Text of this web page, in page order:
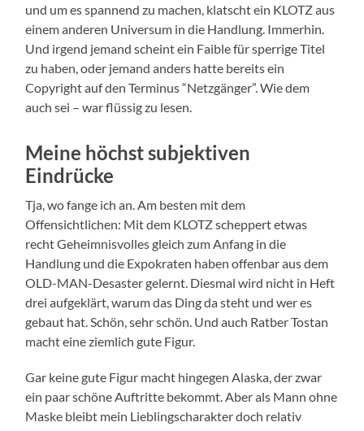
und um es spannend zu machen, klatscht ein KLOTZ aus
einem anderen Universum in die Handlung. Immerhin.
Und irgend jemand scheint ein Faible für sperrige Titel
zu haben, oder jemand anders hatte bereits ein
Copyright auf den Terminus “Netzgänger”. Wie dem
auch sei – war flüssig zu lesen.
Meine höchst subjektiven
Eindrücke
Tja, wo fange ich an. Am besten mit dem
Offensichtlichen: Mit dem KLOTZ scheppert etwas
recht Geheimnisvolles gleich zum Anfang in die
Handlung und die Expokraten haben offenbar aus dem
OLD-MAN-Desaster gelernt. Diesmal wird nicht in Heft
drei aufgeklärt, warum das Ding da steht und wer es
gebaut hat. Schön, sehr schön. Und auch Ratber Tostan
macht eine ziemlich gute Figur.
Gar keine gute Figur macht hingegen Alaska, der zwar
ein paar schöne Auftritte bekommt. Aber als Mann ohne
Maske bleibt mein Lieblingscharakter doch relativ